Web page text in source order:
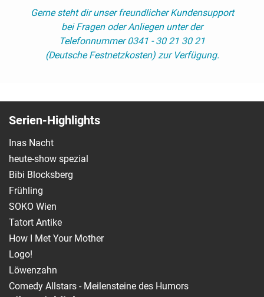
Gerne steht dir unser freundlicher Kundensupport
bei Fragen oder Anliegen unter der
Telefonnummer 0341 - 30 21 30 21
(Deutsche Festnetzkosten) zur Verfügung.
Serien-Highlights
Inas Nacht
heute-show spezial
Bibi Blocksberg
Frühling
SOKO Wien
Tatort Antike
How I Met Your Mother
Logo!
Löwenzahn
Comedy Allstars - Meilensteine des Humors